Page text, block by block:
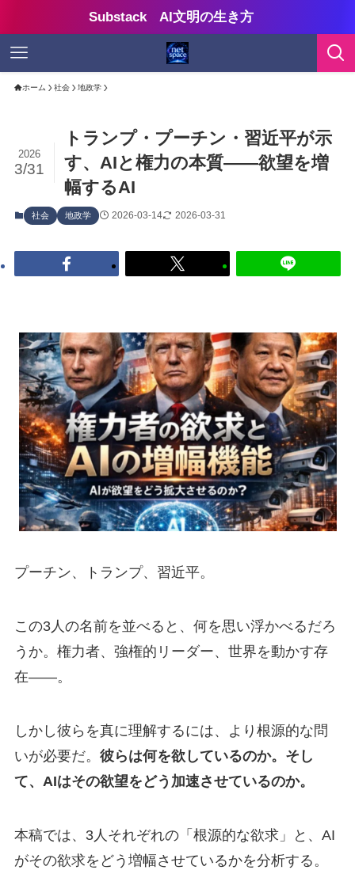
Substack AI文明の生き方
ホーム 社会 地政学
トランプ・プーチン・習近平が示
す、AIと権力の本質——欲望を増
幅するAI
2026
3/31
社会 地政学 2026-03-14 2026-03-31
プーチン、トランプ、習近平。
この3人の名前を並べると、何を思い浮かべるだろ
うか。権力者、強権的リーダー、世界を動かす存
在——。
しかし彼らを真に理解するには、より根源的な問
いが必要だ。 彼らは何を欲しているのか。そし
て、AIはその欲望をどう加速させているのか。
本稿では、3人それぞれの「根源的な欲求」と、AI
がその欲求をどう増幅させているかを分析する。